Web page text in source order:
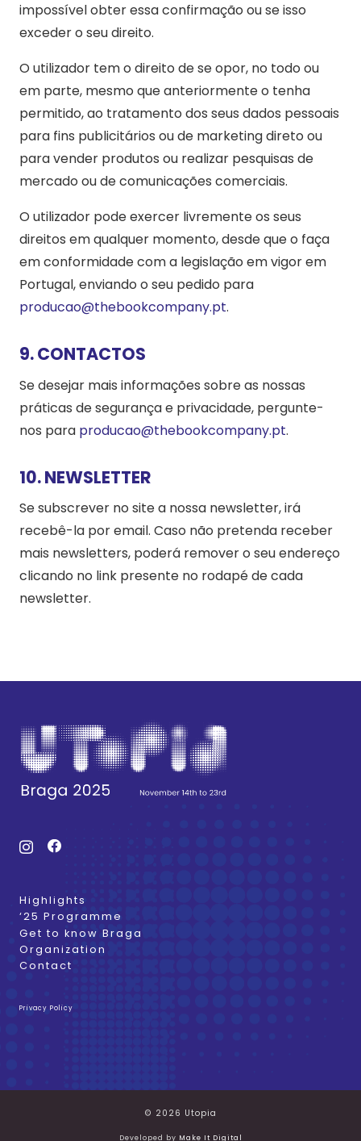
impossível obter essa confirmação ou se isso
exceder o seu direito.
O utilizador tem o direito de se opor, no todo ou
em parte, mesmo que anteriormente o tenha
permitido, ao tratamento dos seus dados pessoais
para fins publicitários ou de marketing direto ou
para vender produtos ou realizar pesquisas de
mercado ou de comunicações comerciais.
O utilizador pode exercer livremente os seus
direitos em qualquer momento, desde que o faça
em conformidade com a legislação em vigor em
Portugal, enviando o seu pedido para
producao@thebookcompany.pt.
9. CONTACTOS
Se desejar mais informações sobre as nossas
práticas de segurança e privacidade, pergunte-
nos para producao@thebookcompany.pt.
10. NEWSLETTER
Se subscrever no site a nossa newsletter, irá
recebê-la por email. Caso não pretenda receber
mais newsletters, poderá remover o seu endereço
clicando no link presente no rodapé de cada
newsletter.
Highlights
‘25 Programme
Get to know Braga
Organization
Contact
Privacy Policy
© 2026 Utopia
Developed by Make It Digital